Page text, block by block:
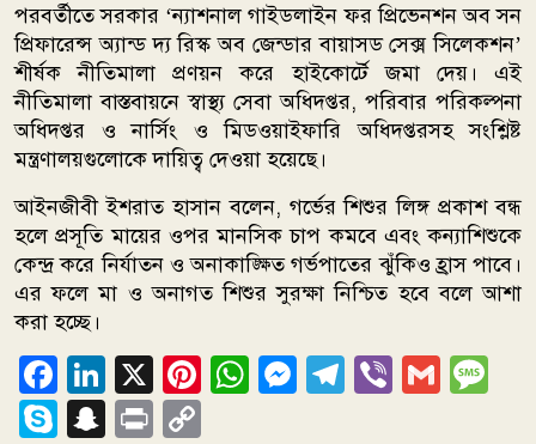
পরবর্তীতে সরকার ‘ন্যাশনাল গাইডলাইন ফর প্রিভেনশন অব সন
প্রিফারেন্স অ্যান্ড দ্য রিস্ক অব জেন্ডার বায়াসড সেক্স সিলেকশন’
শীর্ষক নীতিমালা প্রণয়ন করে হাইকোর্টে জমা দেয়। এই
নীতিমালা বাস্তবায়নে স্বাস্থ্য সেবা অধিদপ্তর, পরিবার পরিকল্পনা
অধিদপ্তর ও নার্সিং ও মিডওয়াইফারি অধিদপ্তরসহ সংশ্লিষ্ট
মন্ত্রণালয়গুলোকে দায়িত্ব দেওয়া হয়েছে।
আইনজীবী ইশরাত হাসান বলেন, গর্ভের শিশুর লিঙ্গ প্রকাশ বন্ধ
হলে প্রসূতি মায়ের ওপর মানসিক চাপ কমবে এবং কন্যাশিশুকে
কেন্দ্র করে নির্যাতন ও অনাকাঙ্ক্ষিত গর্ভপাতের ঝুঁকিও হ্রাস পাবে।
এর ফলে মা ও অনাগত শিশুর সুরক্ষা নিশ্চিত হবে বলে আশা
করা হচ্ছে।
Facebook
LinkedIn
X Pinterest
WhatsApp
Messenger
Telegram
Viber
SkypeSnapchat
Print